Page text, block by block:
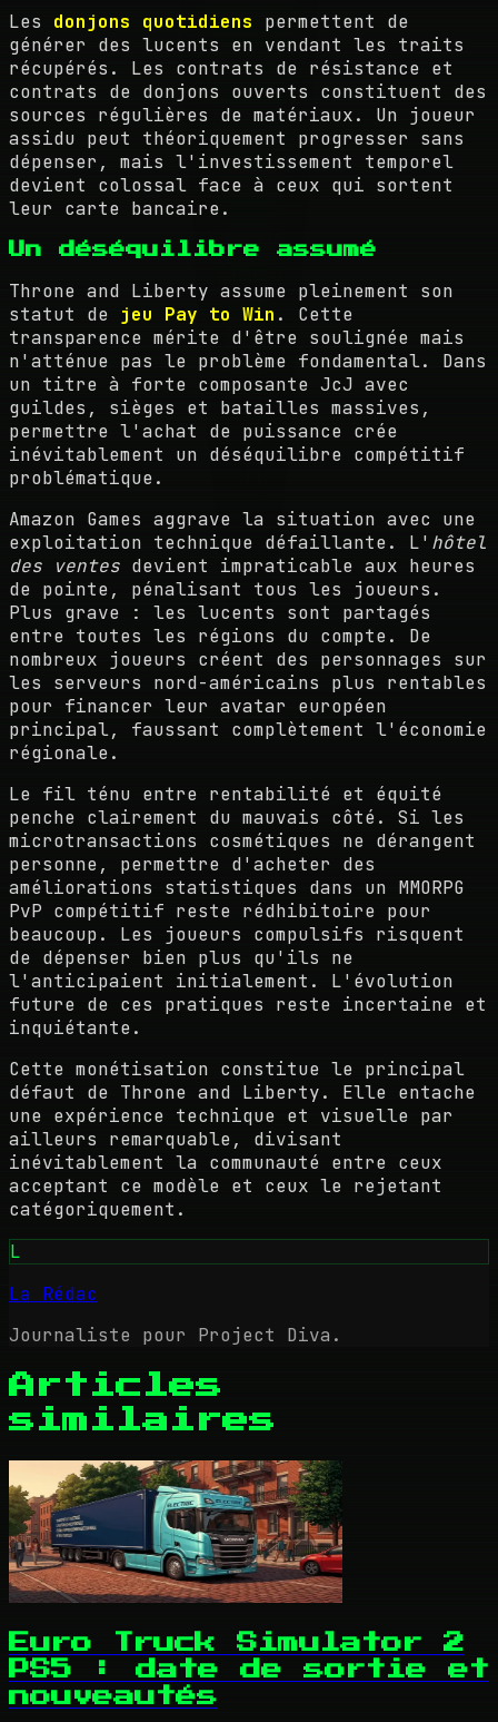
Les donjons quotidiens permettent de
générer des lucents en vendant les traits
récupérés. Les contrats de résistance et
contrats de donjons ouverts constituent des
sources régulières de matériaux. Un joueur
assidu peut théoriquement progresser sans
dépenser, mais l'investissement temporel
devient colossal face à ceux qui sortent
leur carte bancaire.
Un déséquilibre assumé
Throne and Liberty assume pleinement son
statut de jeu Pay to Win . Cette
transparence mérite d'être soulignée mais
n'atténue pas le problème fondamental. Dans
un titre à forte composante JcJ avec
guildes, sièges et batailles massives,
permettre l'achat de puissance crée
inévitablement un déséquilibre compétitif
problématique.
Amazon Games aggrave la situation avec une
exploitation technique défaillante. L' hôtel
des ventes devient impraticable aux heures
de pointe, pénalisant tous les joueurs.
Plus grave : les lucents sont partagés
entre toutes les régions du compte. De
nombreux joueurs créent des personnages sur
les serveurs nord-américains plus rentables
pour financer leur avatar européen
principal, faussant complètement l'économie
régionale.
Le fil ténu entre rentabilité et équité
penche clairement du mauvais côté. Si les
microtransactions cosmétiques ne dérangent
personne, permettre d'acheter des
améliorations statistiques dans un MMORPG
PvP compétitif reste rédhibitoire pour
beaucoup. Les joueurs compulsifs risquent
de dépenser bien plus qu'ils ne
l'anticipaient initialement. L'évolution
future de ces pratiques reste incertaine et
inquiétante.
Cette monétisation constitue le principal
défaut de Throne and Liberty. Elle entache
une expérience technique et visuelle par
ailleurs remarquable, divisant
inévitablement la communauté entre ceux
acceptant ce modèle et ceux le rejetant
catégoriquement.
L
La Rédac
Journaliste pour Project Diva.
Articles
similaires
Euro Truck Simulator 2
PS5 : date de sortie et
nouveautés